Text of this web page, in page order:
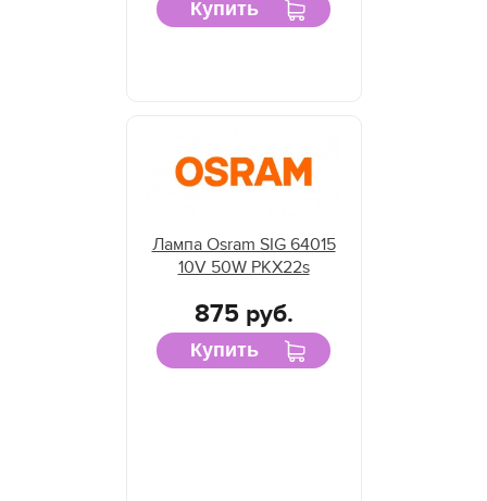
Купить
Лампа Osram SIG 64015
10V 50W PKX22s
875 руб.
Купить